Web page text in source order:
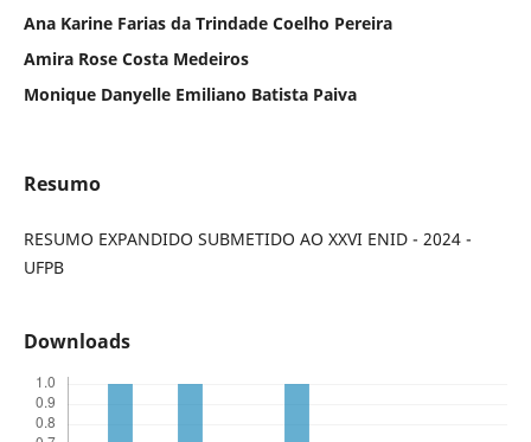
Ana Karine Farias da Trindade Coelho Pereira
Amira Rose Costa Medeiros
Monique Danyelle Emiliano Batista Paiva
Resumo
RESUMO EXPANDIDO SUBMETIDO AO XXVI ENID - 2024 -
UFPB
Downloads